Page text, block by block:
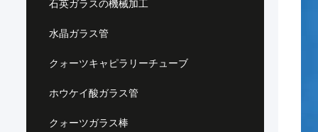
石英ガラスの機械加工
水晶ガラス管
クォーツキャピラリーチューブ
ホウケイ酸ガラス管
クォーツガラス棒